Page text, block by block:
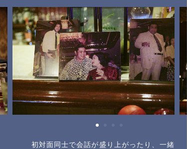
初対面同士で会話が盛り上がったり、一緒